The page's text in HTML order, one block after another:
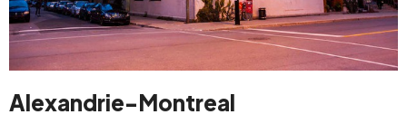
Alexandrie-Montreal